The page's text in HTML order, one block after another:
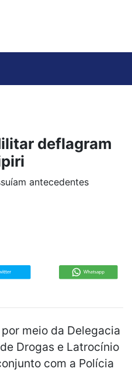
deflagram
antecedentes
meio da Delegacia
Drogas e Latrocínio
com a Polícia